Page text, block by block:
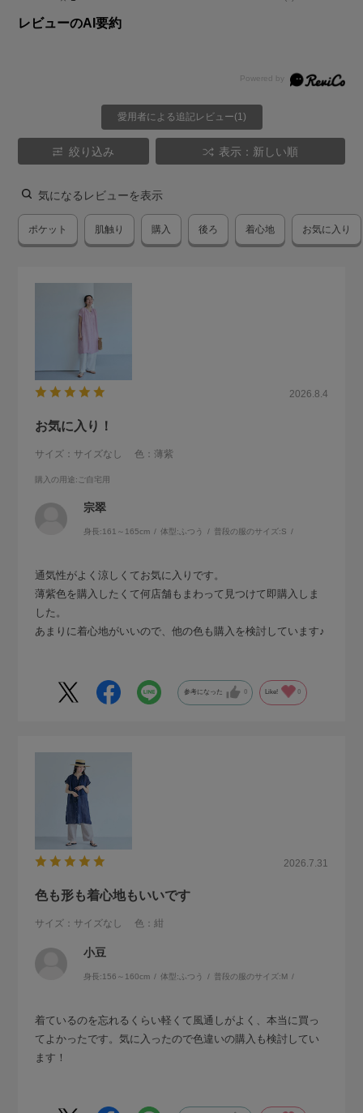
レビューのAI要約
愛用者による追記レビュー(1)
絞り込み 表示：新しい順
気になるレビューを表示
ポケット 肌触り 購入 後ろ 着心地 お気に入り
2026.8.4
お気に入り！
サイズ：サイズなし 色：薄紫
購入の用途:ご自宅用
宗翠
身長:161～165cm 体型: ふつう 普段の服のサイズ:S
通気性がよく涼しくてお気に入りです。
薄紫色を購入したくて何店舗もまわって見つけて即購入しま
した。
あまりに着心地がいいので、他の色も購入を検討しています♪
参考になった 0 Like! 0
2026.7.31
色も形も着心地もいいです
サイズ：サイズなし 色：紺
小豆
身長:156～160cm 体型: ふつう 普段の服のサイズ:M
着ているのを忘れるくらい軽くて風通しがよく、本当に買っ
てよかったです。気に入ったので色違いの購入も検討してい
ます！